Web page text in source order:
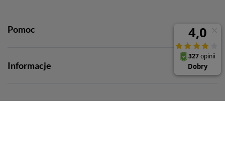
Pomoc
Informacje